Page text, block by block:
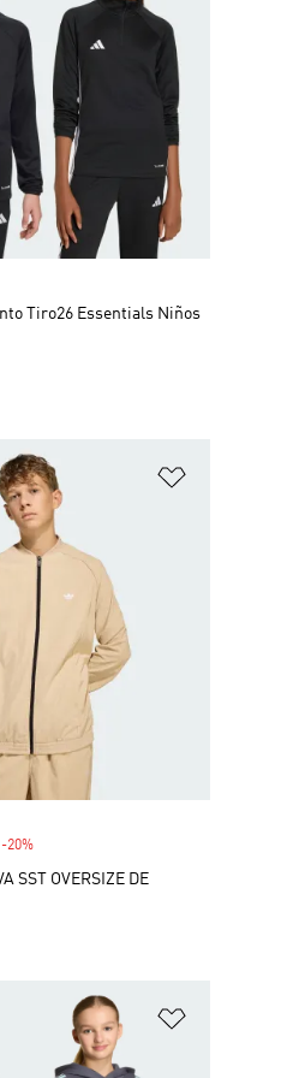
Tiro26 Essentials Niños
-20%Descuento
SST OVERSIZE DE